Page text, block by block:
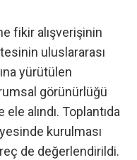
fikir alışverişinin
uluslararası
yürütülen
görünürlüğü
alındı. Toplantıda
kurulması
de değerlendirildi.